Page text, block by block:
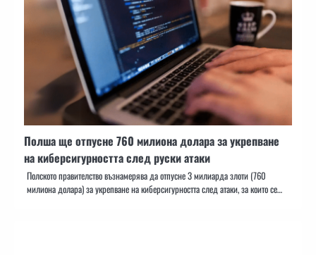
Полша ще отпусне 760 милиона долара за укрепване
на киберсигурността след руски атаки
Полското правителство възнамерява да отпусне 3 милиарда злоти (760
милиона долара) за укрепване на киберсигурността след атаки, за които се…